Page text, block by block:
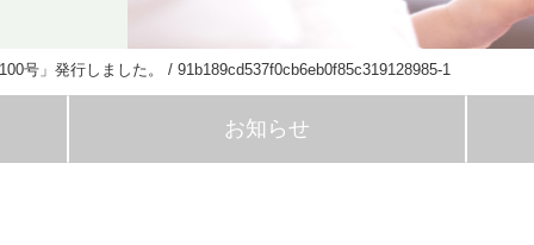
号」発行しました。 / 91b189cd537f0cb6eb0f85c319128985-1
お知らせ